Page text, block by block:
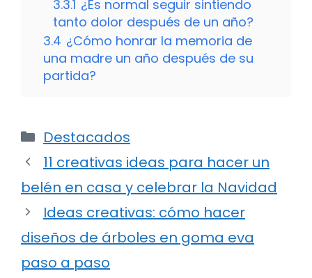
3.3.1 ¿Es normal seguir sintiendo
tanto dolor después de un año?
3.4 ¿Cómo honrar la memoria de
una madre un año después de su
partida?
Categorías
Destacados
11 creativas ideas para hacer un
belén en casa y celebrar la Navidad
Ideas creativas: cómo hacer
diseños de árboles en goma eva
paso a paso